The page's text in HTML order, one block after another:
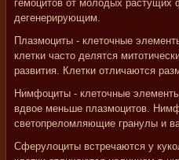
гемоцитов от молодых
дегенерирующим.
Плазмоциты - клеточные
клетки часто делятся
развития. Клетки отличаются
Нимфоциты - клеточные
вдвое меньше плазмоцитов.
светопреломляющие гранулы и
Сферулоциты встречаются у